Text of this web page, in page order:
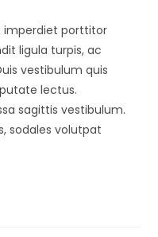
imperdiet porttitor
ligula turpis, ac
vestibulum quis
lectus.
sagittis vestibulum.
sodales volutpat